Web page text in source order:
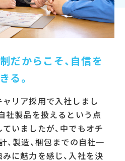
だからこそ、 自信を
る。
リア採用で入社しまし
社製品を扱えるという点
いましたが、中でもオチ
、製造、梱包までの自社一
に魅力を感じ、入社を決